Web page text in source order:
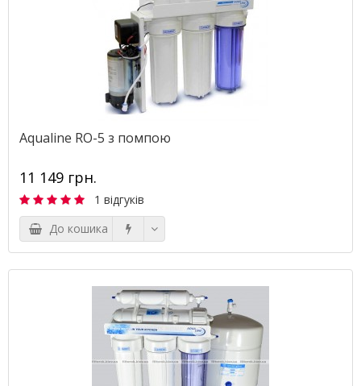
Aqualine RO-5 з помпою
11 149 грн.
1 відгуків
До кошика